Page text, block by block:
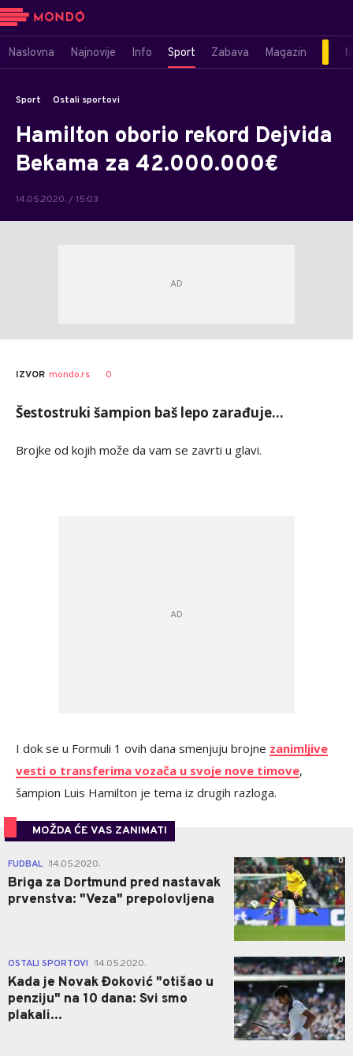
Naslovna Najnovije Info Sport Zabava Magazin
Sport Ostali sportovi
Hamilton oborio rekord Dejvida
Bekama za 42.000.000€
14.05.2020. / 15:03
AUTOR Tanjug
IZVOR mondo.rs 0
Šestostruki šampion baš lepo zarađuje...
Brojke od kojih može da vam se zavrti u glavi.
I dok se u Formuli 1 ovih dana smenjuju brojne zanimljive
vesti o transferima vozača u svoje nove timove,
šampion Luis Hamilton je tema iz drugih razloga.
MOŽDA ĆE VAS ZANIMATI
FUDBAL 14.05.2020.
Briga za Dortmund pred nastavak
prvenstva: "Veza" prepolovljena
0
OSTALI SPORTOVI 14.05.2020.
Kada je Novak Đoković "otišao u
penziju" na 10 dana: Svi smo
plakali...
0